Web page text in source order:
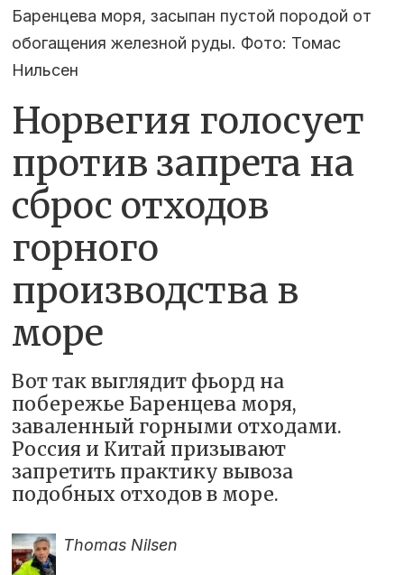
Баренцева моря, засыпан пустой породой от
обогащения железной руды. Фото: Томас
Нильсен
Норвегия голосует
против запрета на
сброс отходов
горного
производства в
море
Вот так выглядит фьорд на
побережье Баренцева моря,
заваленный горными отходами.
Россия и Китай призывают
запретить практику вывоза
подобных отходов в море.
Thomas Nilsen